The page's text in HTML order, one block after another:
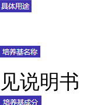
见说明书